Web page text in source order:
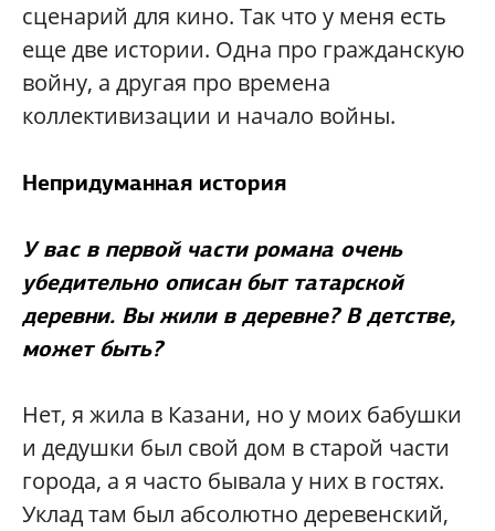
сценарий для кино. Так что у меня есть
еще две истории. Одна про гражданскую
войну, а другая про времена
коллективизации и начало войны.
Непридуманная история
У вас в первой части романа очень
убедительно описан быт татарской
деревни. Вы жили в деревне? В детстве,
может быть?
Нет, я жила в Казани, но у моих бабушки
и дедушки был свой дом в старой части
города, а я часто бывала у них в гостях.
Уклад там был абсолютно деревенский,